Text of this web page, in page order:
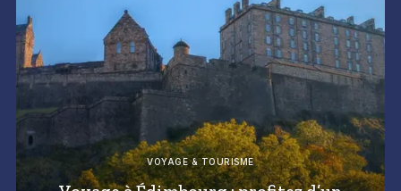
VOYAGE & TOURISME